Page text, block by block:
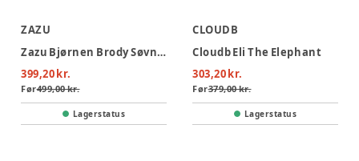
ZAZU
Zazu Bjørnen Brody Søvntræner - Taupe
399,20 kr.
Før499,00 kr.
Lagerstatus
CLOUDB
Cloudb Eli The Elephant
303,20 kr.
Før379,00 kr.
Lagerstatus